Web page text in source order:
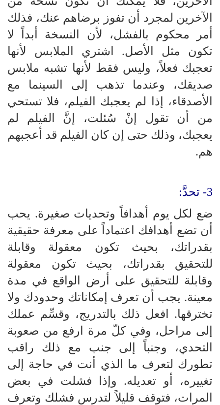
الآخرين لمجرد أن تفوز برضاهم عنك، فذلك
أمر محكوم بالفشل، لأن النسخة أبداً لا
تكون مثل الأصل. اشتري الملابس لأنها
تعجبك فعلاً، وليس فقط لأنها تشبه ملابس
صديقك، وعندما تذهب إلى السينما مع
الأصدقاء، إذا لم يعجبك الفيلم، فلا تستحي
من أن تقول إنْ سُئلت، إنَّ الفيلم لم
يعجبك، وذلك حتى إن كان الفيلم قد أعجبهم
هم.
3- تحدَّ:
ضع لكل يوم أهدافاً وتحديات صغيرة. يحب
أن تضع أهدافك اعتماداً على معرفة حقيقية
بقدراتك، بحيث تكون معقولة وقابلة
للتحقيق بقدراتك، بحيث تكون معقولة
وقابلة للتحقيق على أرض الواقع في مدة
معينة. يجب أن تعرف إمكاناتك وحدودك ولا
تخترقها. افعل ذلك بالتدريج، وقسِّم عملك
إلى مراحل، وفي كلّ مرة ارفع من صعوبة
التحدي، وجنباً إلى جنب مع ذلك راقب
تطورك لتعرف ما الذي أنت في حاجة إلى
تغييره، أو تعديله. وإذا فشلت في بعض
المرات، فتوقف قليلاً لتدرس فشلك وتعرف